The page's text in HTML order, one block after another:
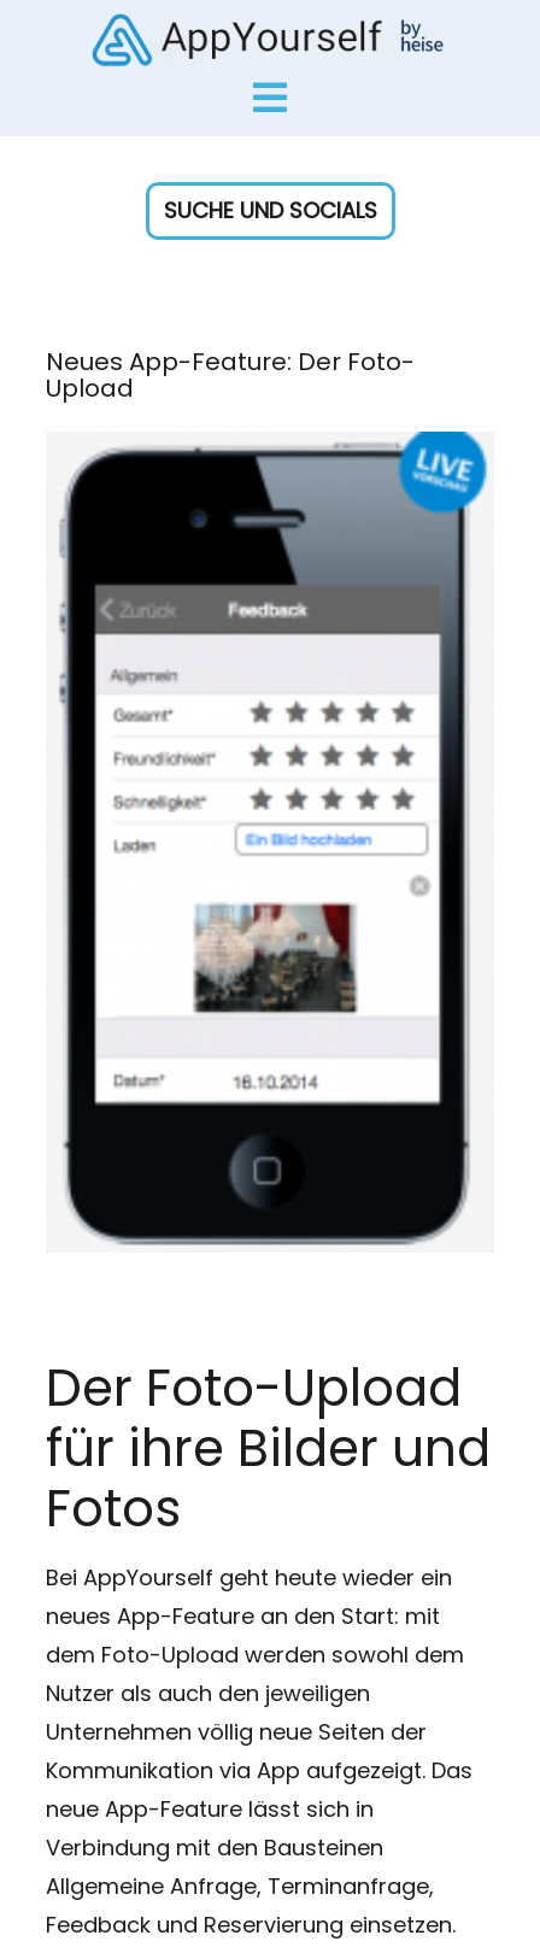
Neues App-Feature: Der Foto-
Upload
Der Foto-Upload
für ihre Bilder und
Fotos
Bei AppYourself geht heute wieder ein
neues App-Feature an den Start: mit
dem Foto-Upload werden sowohl dem
Nutzer als auch den jeweiligen
Unternehmen völlig neue Seiten der
Kommunikation via App aufgezeigt. Das
neue App-Feature lässt sich in
Verbindung mit den Bausteinen
Allgemeine Anfrage, Terminanfrage,
Feedback und Reservierung einsetzen.
SUCHE UND SOCIALS